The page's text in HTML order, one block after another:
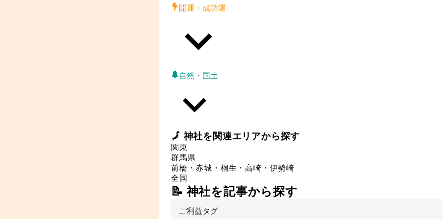
開運・成功運
自然・国土
🗾神社を関連エリアから探す
関東
群馬県
前橋・赤城・桐生・高崎・伊勢崎
全国
📝 神社を記事から探す
ご利益タグ